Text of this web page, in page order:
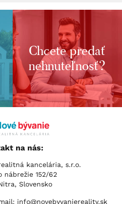
Chcete predať
nehnuteľnosť?
na nás:
kancelária, s.r.o.
nábrežie 152/62
Slovensko
info@novebyvaniereality.sk